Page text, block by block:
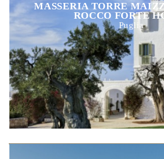
MASSERIA TORRE
ROCCO FORTE
Puglia